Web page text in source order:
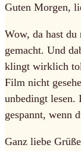
Guten Morgen,
Wow, da hast
gemacht. Und
klingt wirklich
Film nicht
unbedingt lesen.
gespannt, wenn
Ganz liebe